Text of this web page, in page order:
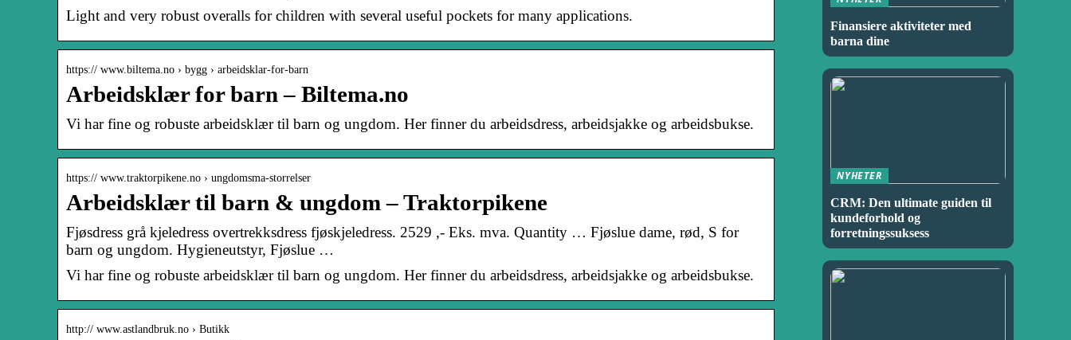
Light and very robust overalls for children with several useful pockets for many applications.
https:// www.biltema.no › bygg › arbeidsklar-for-barn
Arbeidsklær for barn – Biltema.no
Vi har fine og robuste arbeidsklær til barn og ungdom. Her finner du arbeidsdress, arbeidsjakke og arbeidsbukse.
https:// www.traktorpikene.no › ungdomsma-storrelser
Arbeidsklær til barn & ungdom – Traktorpikene
Fjøsdress grå kjeledress overtrekksdress fjøskjeledress. 2529 ,- Eks. mva. Quantity … Fjøslue dame, rød, S for
barn og ungdom. Hygieneutstyr, Fjøslue …
Vi har fine og robuste arbeidsklær til barn og ungdom. Her finner du arbeidsdress, arbeidsjakke og arbeidsbukse.
http:// www.astlandbruk.no › Butikk
Finansiere aktiviteter med
barna dine
NYHETER
CRM: Den ultimate guiden til
kundeforhold og
forretningssuksess